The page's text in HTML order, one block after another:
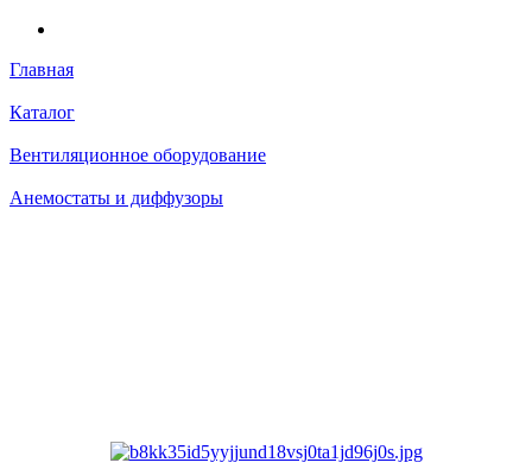
Главная
Каталог
Вентиляционное оборудование
Анемостаты и диффузоры